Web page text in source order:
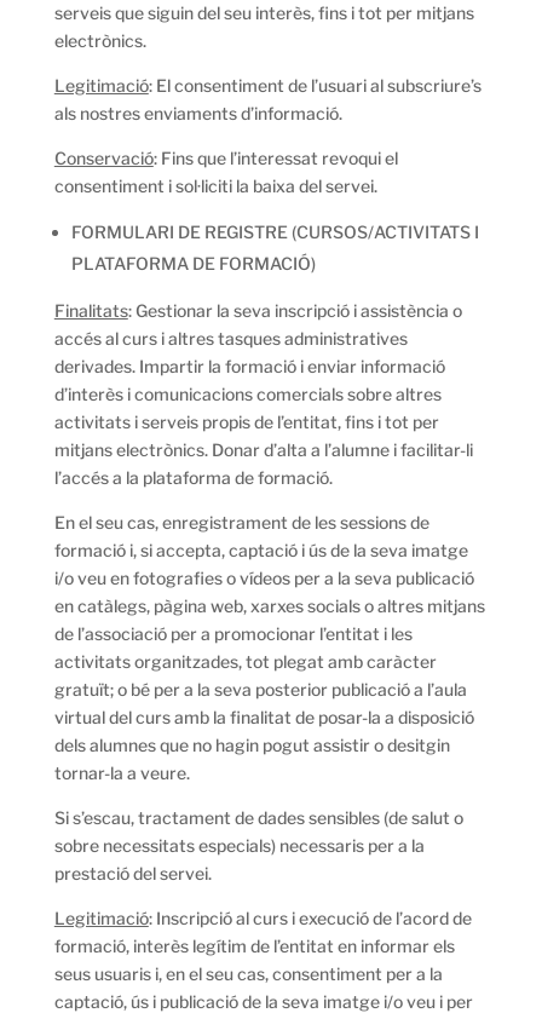
serveis que siguin del seu interès, fins i tot per mitjans
electrònics.
Legitimació: El consentiment de l’usuari al subscriure’s
als nostres enviaments d’informació.
Conservació: Fins que l’interessat revoqui el
consentiment i sol·liciti la baixa del servei.
FORMULARI DE REGISTRE (CURSOS/ACTIVITATS I
PLATAFORMA DE FORMACIÓ)
Finalitats: Gestionar la seva inscripció i assistència o
accés al curs i altres tasques administratives
derivades. Impartir la formació i enviar informació
d’interès i comunicacions comercials sobre altres
activitats i serveis propis de l’entitat, fins i tot per
mitjans electrònics. Donar d’alta a l’alumne i facilitar-li
l’accés a la plataforma de formació.
En el seu cas, enregistrament de les sessions de
formació i, si accepta, captació i ús de la seva imatge
i/o veu en fotografies o vídeos per a la seva publicació
en catàlegs, pàgina web, xarxes socials o altres mitjans
de l’associació per a promocionar l’entitat i les
activitats organitzades, tot plegat amb caràcter
gratuït; o bé per a la seva posterior publicació a l’aula
virtual del curs amb la finalitat de posar-la a disposició
dels alumnes que no hagin pogut assistir o desitgin
tornar-la a veure.
Si s’escau, tractament de dades sensibles (de salut o
sobre necessitats especials) necessaris per a la
prestació del servei.
Legitimació: Inscripció al curs i execució de l’acord de
formació, interès legítim de l’entitat en informar els
seus usuaris i, en el seu cas, consentiment per a la
captació, ús i publicació de la seva imatge i/o veu i per